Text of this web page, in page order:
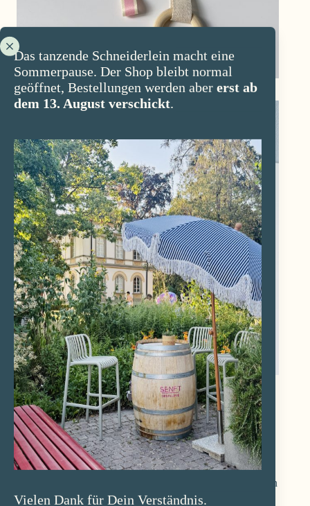
Das tanzende Schneiderlein macht eine
Sommerpause. Der Shop bleibt normal
geöffnet, Bestellungen werden aber erst ab
dem 13. August verschickt
Vielen Dank für Dein Verständnis.
Knistertuch Neontraum personalisierbar
CHF29.00–CHF39.00
Ein liebevoll handgemachtesNuschi mit Beissring, das alle
Sinne deines Babys anspricht: greifen, hören, fühlen, entdecken
– und natürlich auch in den Mund nehmen.